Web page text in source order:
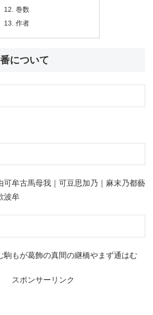
巻数
作者
について
可牟古馬母我｜可豆思加乃｜麻末乃都藝
波牟
駒もが葛飾の真間の継橋やまず通はむ
スポンサーリンク